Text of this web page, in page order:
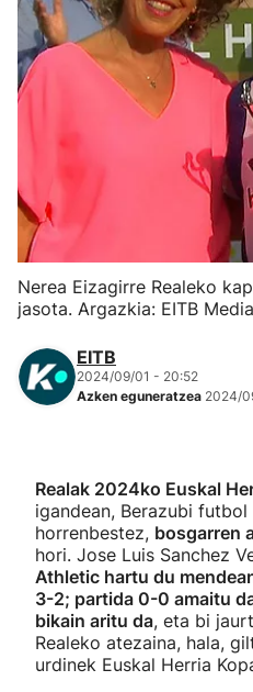
Herri-kirolak
Eskubaloia
Atletismoa
Mendi-lasterketak
"Helmuga"
Nerea Eizagirre Realeko
jasota. Argazkia: EITB
EITB
2024/09/01 - 20:52
Azken eguneratzea 2024/
Realak 2024ko Euskal
igandean, Berazubi
horrenbestez, bosgarren
hori. Jose Luis Sanchez
Athletic hartu du
3-2; partida 0-0 amaitu
bikain aritu da, eta bi
Realeko atezaina, hala,
urdinek Euskal Herria